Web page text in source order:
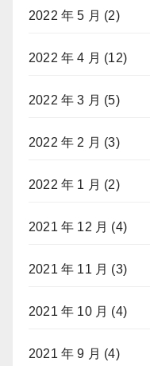
2022 年 5 月 (2)
2022 年 4 月 (12)
2022 年 3 月 (5)
2022 年 2 月 (3)
2022 年 1 月 (2)
2021 年 12 月 (4)
2021 年 11 月 (3)
2021 年 10 月 (4)
2021 年 9 月 (4)